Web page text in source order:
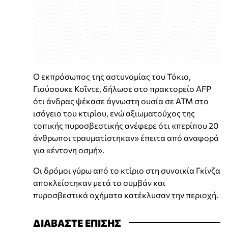
Ο εκπρόσωπος της αστυνομίας του Τόκιο,
Γιούσουκε Κοΐντε, δήλωσε στο πρακτορείο AFP
ότι άνδρας ψέκασε άγνωστη ουσία σε ΑΤΜ στο
ισόγειο του κτιρίου, ενώ αξιωματούχος της
τοπικής πυροσβεστικής ανέφερε ότι «περίπου 20
άνθρωποι τραυματίστηκαν» έπειτα από αναφορά
για «έντονη οσμή».
Οι δρόμοι γύρω από το κτίριο στη συνοικία Γκίνζα
αποκλείστηκαν μετά το συμβάν και
πυροσβεστικά οχήματα κατέκλυσαν την περιοχή.
ΔΙΑΒΑΣΤΕ ΕΠΙΣΗΣ